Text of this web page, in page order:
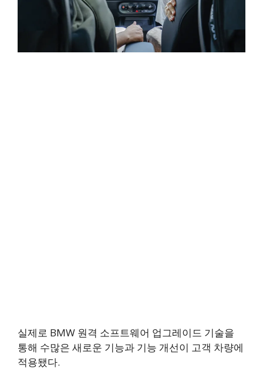
실제로 BMW 원격 소프트웨어 업그레이드 기술을
통해 수많은 새로운 기능과 기능 개선이 고객 차량에
적용됐다.